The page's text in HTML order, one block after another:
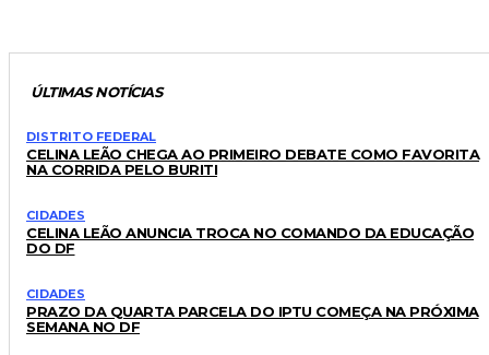
ÚLTIMAS NOTÍCIAS
DISTRITO FEDERAL
CELINA LEÃO CHEGA AO PRIMEIRO DEBATE COMO FAVORITA
NA CORRIDA PELO BURITI
CIDADES
CELINA LEÃO ANUNCIA TROCA NO COMANDO DA EDUCAÇÃO
DO DF
CIDADES
PRAZO DA QUARTA PARCELA DO IPTU COMEÇA NA PRÓXIMA
SEMANA NO DF